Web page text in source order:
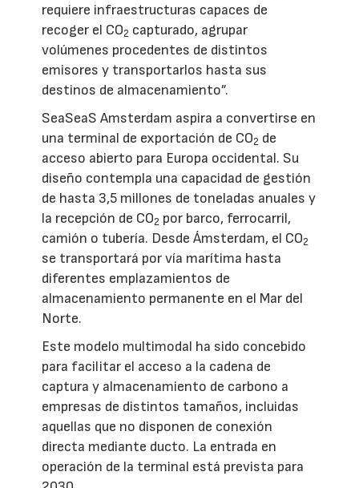
requiere infraestructuras capaces de
recoger el CO2 capturado, agrupar
volúmenes procedentes de distintos
emisores y transportarlos hasta sus
destinos de almacenamiento”.
SeaSeaS Amsterdam aspira a convertirse en
una terminal de exportación de CO2 de
acceso abierto para Europa occidental. Su
diseño contempla una capacidad de gestión
de hasta 3,5 millones de toneladas anuales y
la recepción de CO2 por barco, ferrocarril,
camión o tubería. Desde Ámsterdam, el CO2
se transportará por vía marítima hasta
diferentes emplazamientos de
almacenamiento permanente en el Mar del
Norte.
Este modelo multimodal ha sido concebido
para facilitar el acceso a la cadena de
captura y almacenamiento de carbono a
empresas de distintos tamaños, incluidas
aquellas que no disponen de conexión
directa mediante ducto. La entrada en
operación de la terminal está prevista para